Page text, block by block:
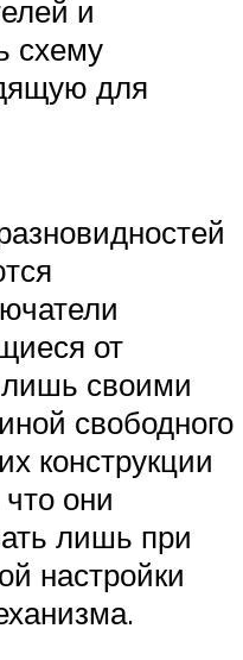
и
схему
для
от
своими
свободного
конструкции
они
лишь при
настройки